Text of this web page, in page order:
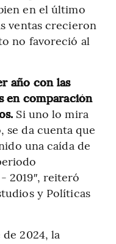
en el último
ventas crecieron
no favoreció al
año con las
en comparación
Si uno lo mira
se da cuenta que
una caída de
2019″, reiteró
y Políticas
2024, la